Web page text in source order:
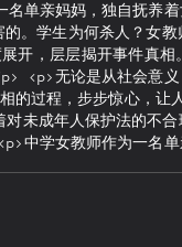
单亲妈妈，独自抚养
。学生为何杀人？女
开，层层揭开事件真相
<p>无论是从社会意
的过程，步步惊心，
未成年人保护法的不合
中学女教师作为一名单
是恶的张扬？</p> <p>
茧般揭开案件真相的